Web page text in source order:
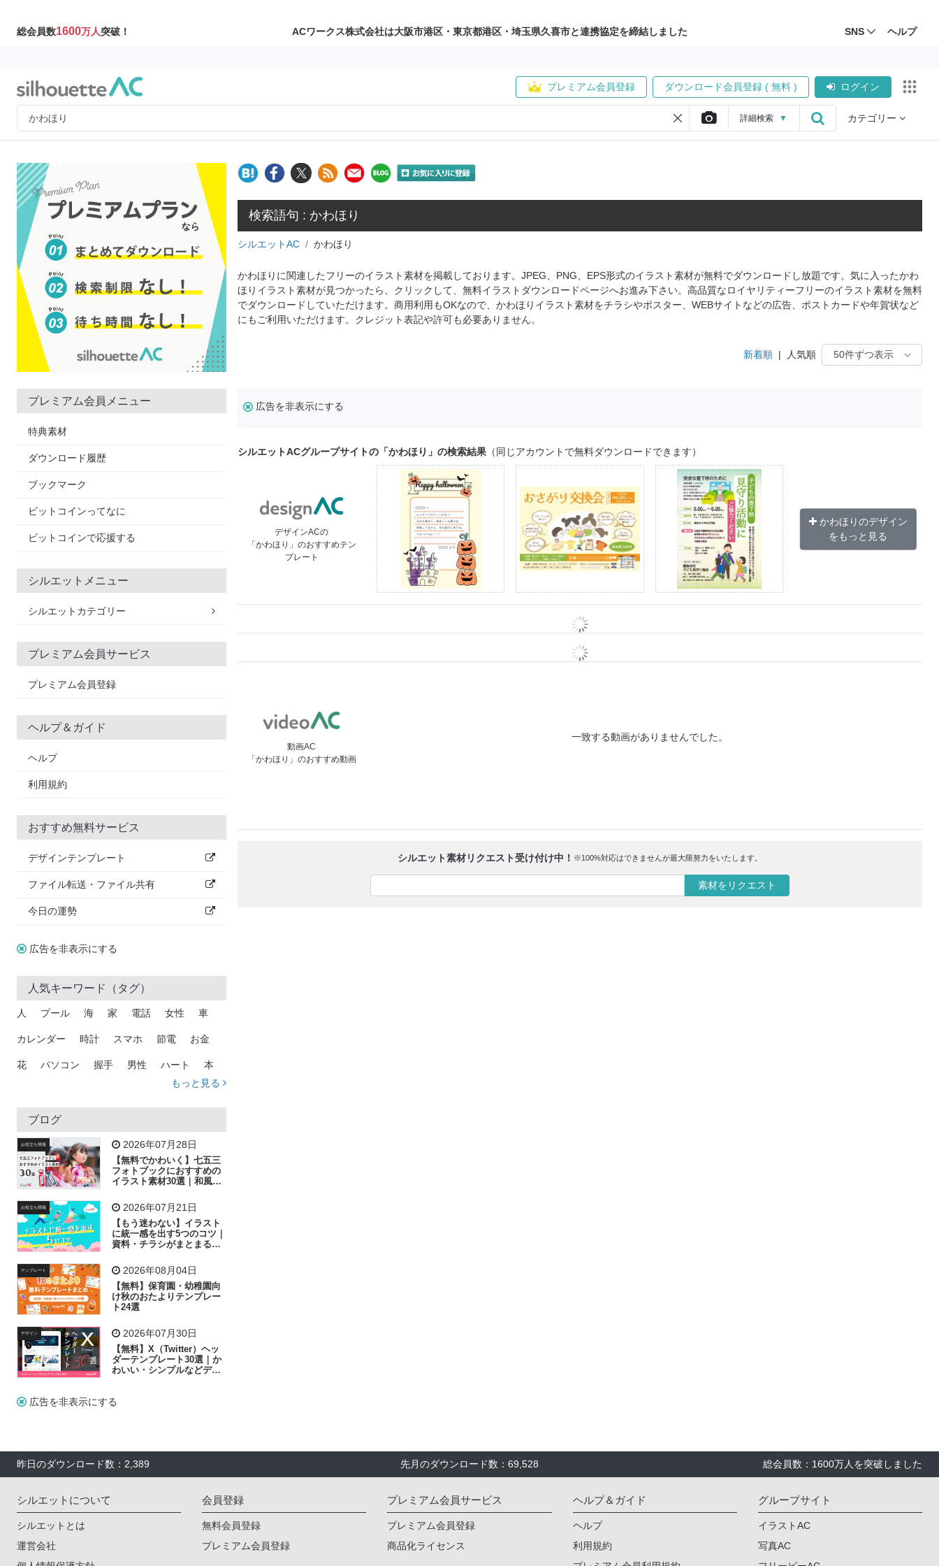
総会員数1600万人突破！ ACワークス株式会社は大阪市港区・東京都港区・埼玉県久喜市と連携協定を締結しました SNS ヘルプ
プレミアム会員登録 ダウンロード会員登録 ( 無料 ) ログイン
詳細検索 ▼ カテゴリー
プレミアム会員メニュー
特典素材
ダウンロード履歴
ブックマーク
ビットコインってなに
ビットコインで応援する
シルエットメニュー
シルエットカテゴリー
プレミアム会員サービス
プレミアム会員登録
ヘルプ＆ガイド
ヘルプ
利用規約
おすすめ無料サービス
デザインテンプレート
ファイル転送・ファイル共有
今日の運勢
広告を非表示にする
人気キーワード（タグ）
人 プール 海 家 電話 女性 車
カレンダー 時計 スマホ 節電 お金
花 パソコン 握手 男性 ハート 本
トラック 木
吹き出し
飛行機 グラフ ビル 魚 家族 書類
歩く 工場 会社 太陽 キラキラ
子供 作業員 相談 ピクトグラム
もっと見る
ブログ
お役立ち情報 2026年07月28日
【無料でかわいく】七五三
フォトブックにおすすめの
イラスト素材30選｜和風の
お役立ち情報 2026年07月21日
【もう迷わない】イラスト
に統一感を出す5つのコツ｜
資料・チラシがまとまるフ
テンプレート 2026年08月04日
【無料】保育園・幼稚園向
け秋のおたよりテンプレー
ト24選
デザイン 2026年07月30日
【無料】X（Twitter）ヘッ
ダーテンプレート30選｜か
わいい・シンプルなどデザ
広告を非表示にする
検索語句 : かわほり
シルエットAC かわほり
かわほりに関連したフリーのイラスト素材を掲載しております。JPEG、PNG、EPS形式のイラスト素材が無料でダウンロードし放題です。気に入ったかわ
ほりイラスト素材が見つかったら、クリックして、無料イラストダウンロードページへお進み下さい。高品質なロイヤリティーフリーのイラスト素材を無料
でダウンロードしていただけます。商用利用もOKなので、かわほりイラスト素材をチラシやポスター、WEBサイトなどの広告、ポストカードや年賀状など
にもご利用いただけます。クレジット表記や許可も必要ありません。
新着順 | 人気順
広告を非表示にする
シルエットACグループサイトの「かわほり」の検索結果 （同じアカウントで無料ダウンロードできます）
デザインACの
「かわほり」のおすすめテン
プレート
かわほりのデザイン
をもっと見る
動画AC
「かわほり」のおすすめ動画
一致する動画がありませんでした。
シルエット素材リクエスト受け付け中！ ※100%対応はできませんが最大限努力をいたします。
素材をリクエスト
昨日のダウンロード数：2,389 先月のダウンロード数：69,528 総会員数：1600万人を突破しました
シルエットについて
シルエットとは
運営会社
会員登録
無料会員登録
プレミアム会員登録
プレミアム会員サービス
プレミアム会員登録
商品化ライセンス
ヘルプ＆ガイド
ヘルプ
利用規約
グループサイト
イラストAC
写真AC